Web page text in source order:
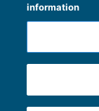
Copyright
Piazza Luigi
information